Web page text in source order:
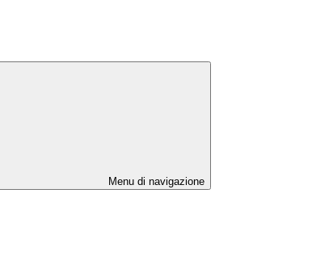
Menu di navigazione